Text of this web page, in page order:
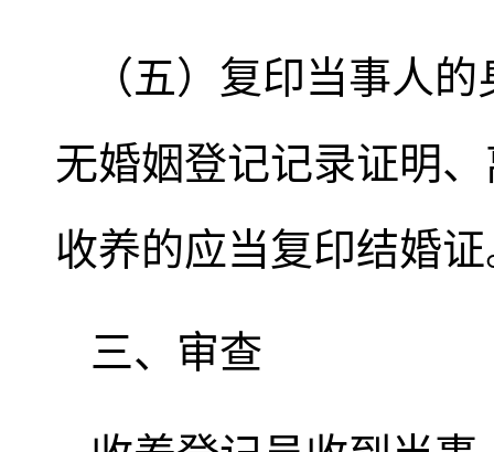
（五）复印当事人
无婚姻登记记录证明
收养的应当复印结婚
三、审查